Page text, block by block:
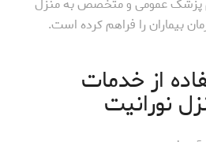
بیماران را فراهم کرده است.
از خدمات
نورانیت